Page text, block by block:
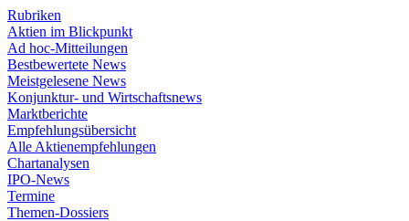
Rubriken
Aktien im Blickpunkt
Ad hoc-Mitteilungen
Bestbewertete News
Meistgelesene News
Konjunktur- und Wirtschaftsnews
Marktberichte
Empfehlungsübersicht
Alle Aktienempfehlungen
Chartanalysen
IPO-News
Termine
Themen-Dossiers